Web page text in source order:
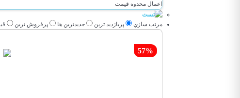
اعمال محدوه قیمت
مرتب سازي پربازديد ترين جديدترين ها پرفروش ترين
57%